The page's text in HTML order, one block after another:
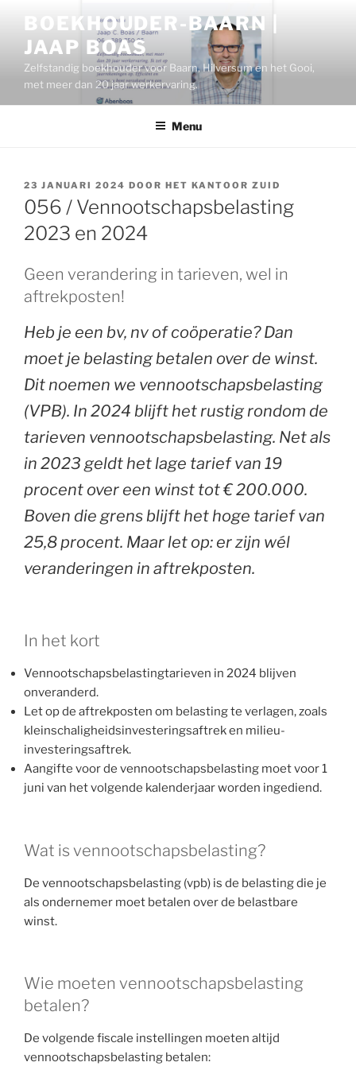
inhoud
BOEKHOUDER-BAARN |
JAAP BOAS
Zelfstandig boekhouder voor Baarn, Hilversum en het Gooi,
met meer dan 20 jaar werkervaring.
Menu
GEPLAATST
OP
23 JANUARI 2024 DOOR HET KANTOOR ZUID
056 / Vennootschapsbelasting
2023 en 2024
Geen verandering in tarieven, wel in
aftrekposten!
Heb je een bv, nv of coöperatie? Dan
moet je belasting betalen over de winst.
Dit noemen we vennootschapsbelasting
(VPB). In 2024 blijft het rustig rondom de
tarieven vennootschapsbelasting. Net als
in 2023 geldt het lage tarief van 19
procent over een winst tot € 200.000.
Boven die grens blijft het hoge tarief van
25,8 procent. Maar let op: er zijn wél
veranderingen in aftrekposten.
In het kort
Vennootschapsbelastingtarieven in 2024 blijven
onveranderd.
Let op de aftrekposten om belasting te verlagen, zoals
kleinschaligheidsinvesteringsaftrek en milieu-
investeringsaftrek.
Aangifte voor de vennootschapsbelasting moet voor 1
juni van het volgende kalenderjaar worden ingediend.
Wat is vennootschapsbelasting?
De vennootschapsbelasting (vpb) is de belasting die je
als ondernemer moet betalen over de belastbare
winst.
Wie moeten vennootschapsbelasting
betalen?
De volgende fiscale instellingen moeten altijd
vennootschapsbelasting betalen: